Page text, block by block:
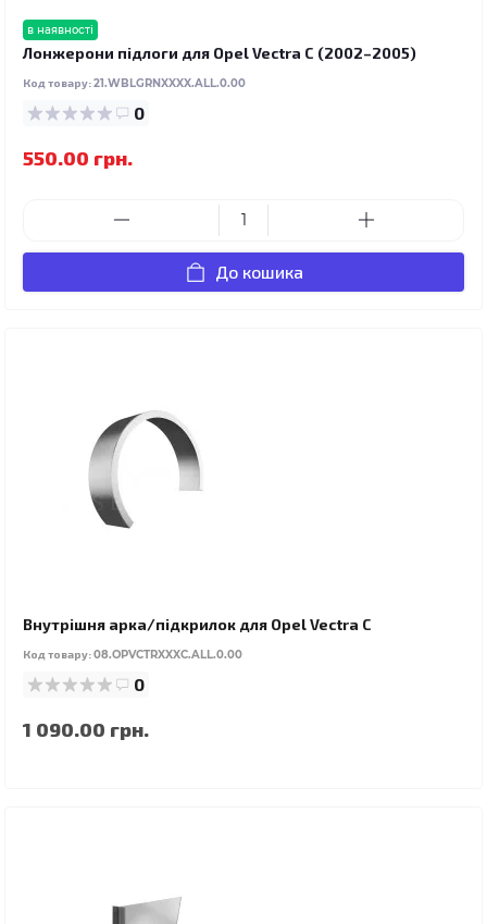
в наявності
Лонжерони підлоги для Opel Vectra C (2002–2005)
Код товару:21.WBLGRNXXXX.ALL.0.00
0
550.00 грн.
До кошика
Внутрішня арка/підкрилок для Opel Vectra C
Код товару:08.OPVCTRXXXC.ALL.0.00
0
1 090.00 грн.